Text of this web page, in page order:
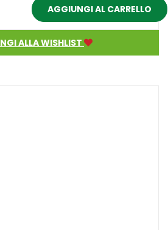
AGGIUNGI AL CARRELLO
ALLA WISHLIST